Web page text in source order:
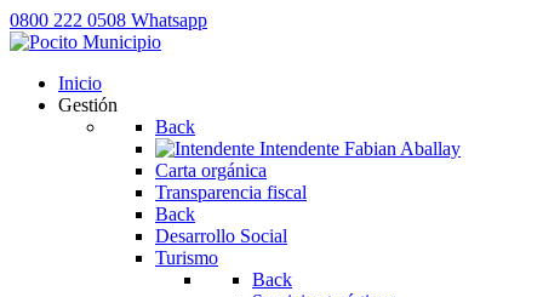
0800 222 0508 Whatsapp
Inicio
Gestión
Back
Intendente Fabian Aballay
Carta orgánica
Transparencia fiscal
Back
Desarrollo Social
Turismo
Back